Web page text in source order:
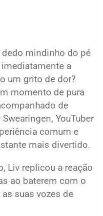
mindinho do pé
a
um grito de dor?
momento de pura
de
YouTuber
comum e
mais divertido.
Liv replicou a reação
ao baterem com o
suas vozes de